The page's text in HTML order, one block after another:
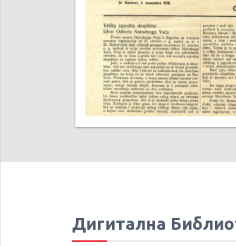
Дигитална